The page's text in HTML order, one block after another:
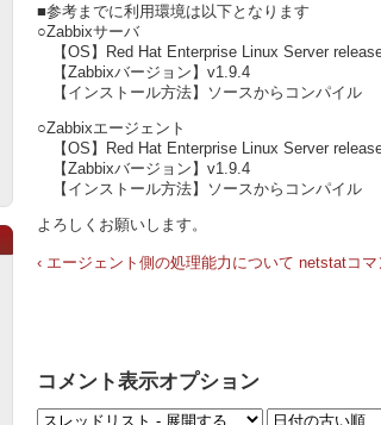
■参考までに利用環境は以下となります
○Zabbixサーバ
【OS】Red Hat Enterprise Linux Server
【Zabbixバージョン】v1.9.4
【インストール方法】ソースからコンパイル
○Zabbixエージェント
【OS】Red Hat Enterprise Linux Server
【Zabbixバージョン】v1.9.4
【インストール方法】ソースからコンパイル
よろしくお願いします。
‹ エージェント側の処理能力について netstatコマ
コメント表示オプション